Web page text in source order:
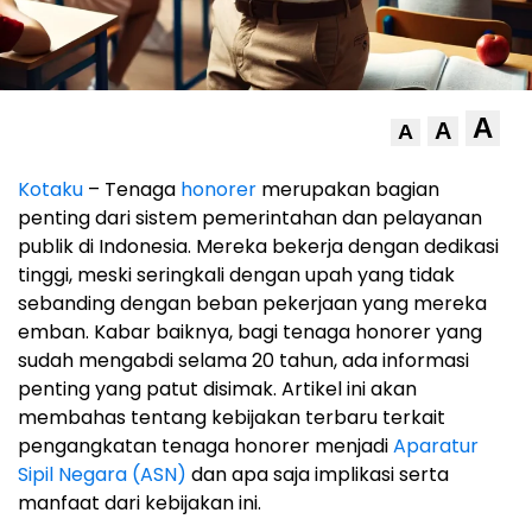
A A A
Kotaku – Tenaga honorer merupakan bagian
penting dari sistem pemerintahan dan pelayanan
publik di Indonesia. Mereka bekerja dengan dedikasi
tinggi, meski seringkali dengan upah yang tidak
sebanding dengan beban pekerjaan yang mereka
emban. Kabar baiknya, bagi tenaga honorer yang
sudah mengabdi selama 20 tahun, ada informasi
penting yang patut disimak. Artikel ini akan
membahas tentang kebijakan terbaru terkait
pengangkatan tenaga honorer menjadiAparatur
Sipil Negara (ASN) dan apa saja implikasi serta
manfaat dari kebijakan ini.